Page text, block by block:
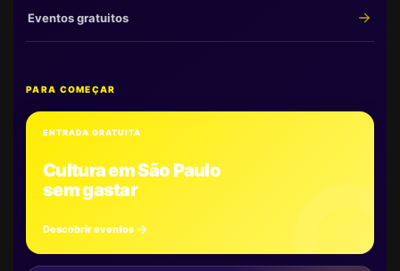
Eventos gratuitos
PARA COMEÇAR
ENTRADA GRATUITA
Cultura em São Paulo
sem gastar
Descobrir eventos